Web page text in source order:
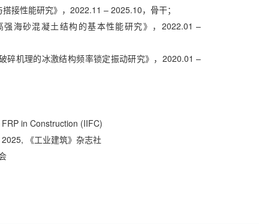
接性能研究》，2022.11 – 2025.10，骨干；
海砂混凝土结构的基本性能研究》，2022.01 –
碎机理的冰激结构频率锁定振动研究》，2020.01 –
in Construction (IIFC)
《工业建筑》杂志社